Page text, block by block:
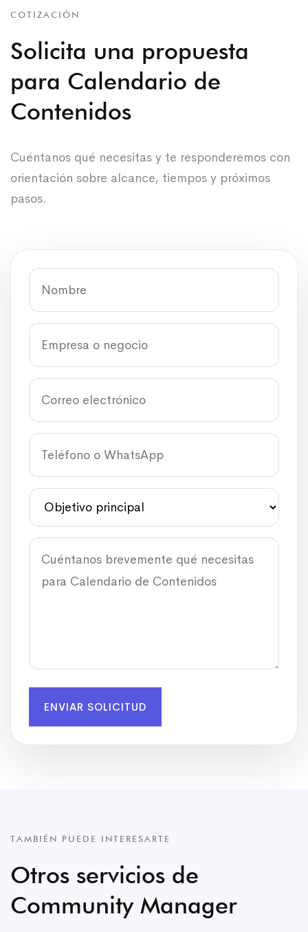
COTIZACIÓN
Solicita una propuesta
para Calendario de
Contenidos
Cuéntanos qué necesitas y te responderemos con
orientación sobre alcance, tiempos y próximos
pasos.
ENVIAR SOLICITUD
TAMBIÉN PUEDE INTERESARTE
Otros servicios de
Community Manager